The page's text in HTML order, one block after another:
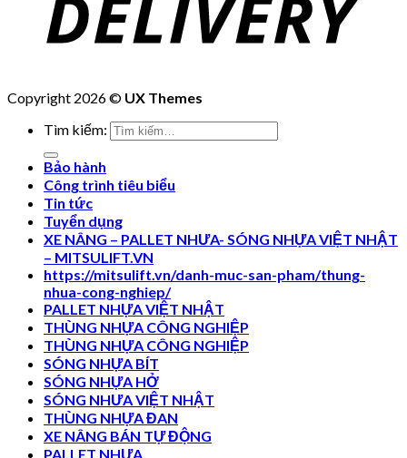
Copyright 2026 © UX Themes
Tìm kiếm:
Bảo hành
Công trình tiêu biểu
Tin tức
Tuyển dụng
XE NÂNG – PALLET NHƯA- SÓNG NHỰA VIỆT NHẬT
– MITSULIFT.VN
https://mitsulift.vn/danh-muc-san-pham/thung-
nhua-cong-nghiep/
PALLET NHỰA VIỆT NHẬT
THÙNG NHỰA CÔNG NGHIỆP
THÙNG NHỰA CÔNG NGHIỆP
SÓNG NHỰA BÍT
SÓNG NHỰA HỞ
SÓNG NHƯA VIỆT NHẬT
THÙNG NHỰA ĐAN
XE NÂNG BÁN TỰ ĐỘNG
PALLET NHỰA